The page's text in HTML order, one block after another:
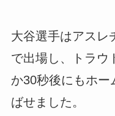
大谷選手はアスレ
で出場し、トラウ
か30秒後にもホー
ばせました。